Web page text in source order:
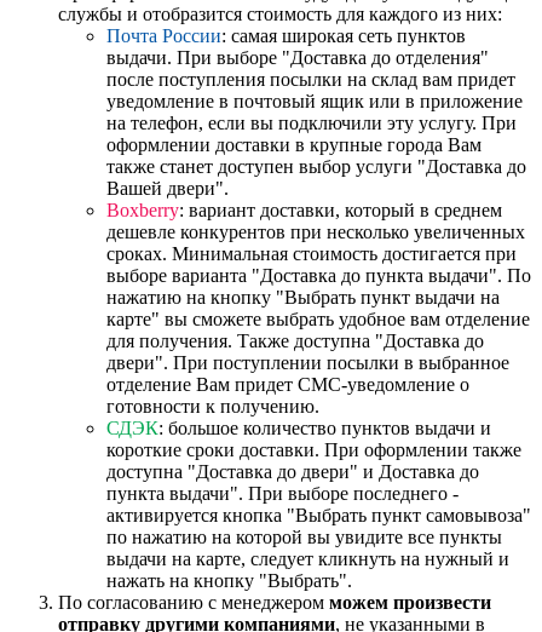
службы и отобразится стоимость для каждого из них:
Почта России: самая широкая сеть пунктов
выдачи. При выборе "Доставка до отделения"
после поступления посылки на склад вам придет
уведомление в почтовый ящик или в приложение
на телефон, если вы подключили эту услугу. При
оформлении доставки в крупные города Вам
также станет доступен выбор услуги "Доставка до
Вашей двери".
Boxberry: вариант доставки, который в среднем
дешевле конкурентов при несколько увеличенных
сроках. Минимальная стоимость достигается при
выборе варианта "Доставка до пункта выдачи". По
нажатию на кнопку "Выбрать пункт выдачи на
карте" вы сможете выбрать удобное вам отделение
для получения. Также доступна "Доставка до
двери". При поступлении посылки в выбранное
отделение Вам придет СМС-уведомление о
готовности к получению.
СДЭК: большое количество пунктов выдачи и
короткие сроки доставки. При оформлении также
доступна "Доставка до двери" и Доставка до
пункта выдачи". При выборе последнего -
активируется кнопка "Выбрать пункт самовывоза"
по нажатию на которой вы увидите все пункты
выдачи на карте, следует кликнуть на нужный и
нажать на кнопку "Выбрать".
По согласованию с менеджером можем произвести
отправку другими компаниями, не указанными в